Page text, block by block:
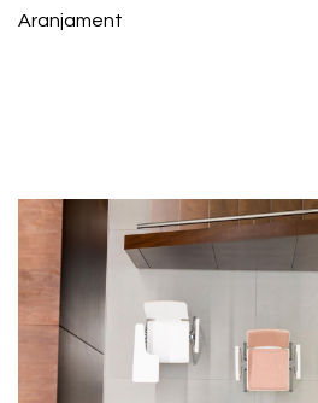
Aranjament